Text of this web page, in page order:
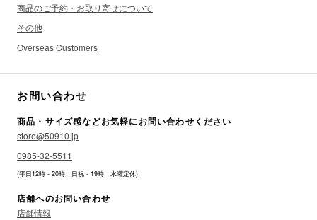
商品のご予約・お取り寄せについて
その他
Overseas Customers
お問い合わせ
商品・サイズ感などお気軽にお問い合わせください
store@50910.jp
0985-32-5511
(平日12時 - 20時 日祝 - 19時 水曜定休)
店舗へのお問い合わせ
店舗情報